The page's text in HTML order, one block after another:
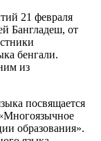
21 февраля
Бангладеш, от
бенгали.
из
посвящается
образования».